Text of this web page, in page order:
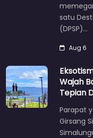
satu
(DPSP)…
Aug 6
Wajah
Tepian
Parapat
Girsang